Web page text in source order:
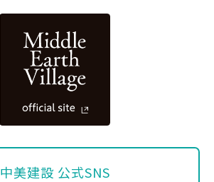
中美建設 公式SNS